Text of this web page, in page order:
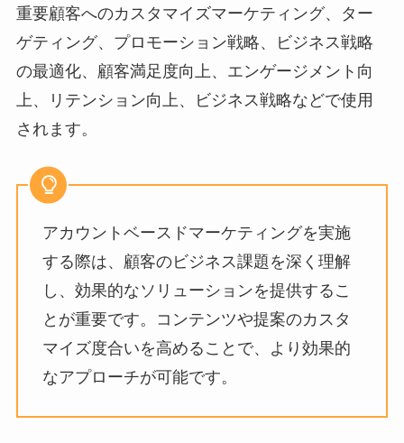
重要顧客へのカスタマイズマーケティング、ター
ゲティング、プロモーション戦略、ビジネス戦略
の最適化、顧客満足度向上、エンゲージメント向
上、リテンション向上、ビジネス戦略などで使用
されます。
アカウントベースドマーケティングを実施
する際は、顧客のビジネス課題を深く理解
し、効果的なソリューションを提供するこ
とが重要です。コンテンツや提案のカスタ
マイズ度合いを高めることで、より効果的
なアプローチが可能です。